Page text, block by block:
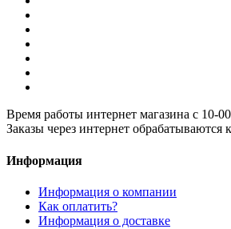
Время работы интернет магазина с 10-
Заказы через интернет обрабатываются
Информация
Информация о компании
Как оплатить?
Информация о доставке